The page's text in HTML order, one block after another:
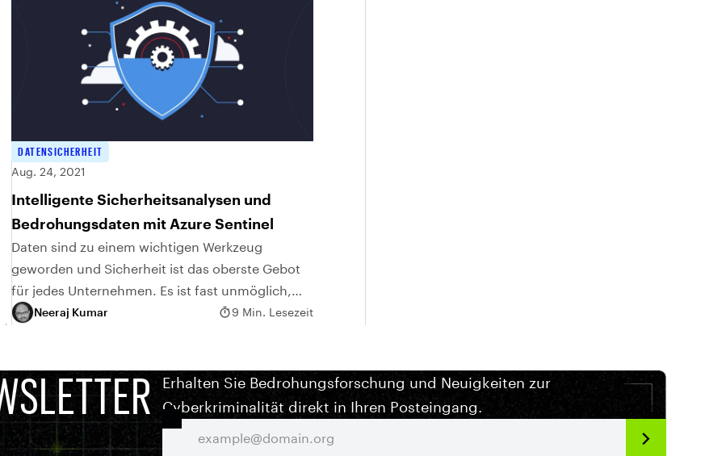
DATENSICHERHEIT
Aug. 24, 2021
Intelligente Sicherheitsanalysen und
Bedrohungsdaten mit Azure Sentinel
Daten sind zu einem wichtigen Werkzeug
geworden und Sicherheit ist das oberste Gebot
für jedes Unternehmen. Es ist fast unmöglich,
die großen Mengen von Sicherheitswarnungen,
Neeraj Kumar 9 Min. Lesezeit
Erhalten Sie Bedrohungsforschung und Neuigkeiten zur
Cyberkriminalität direkt in Ihren Posteingang.